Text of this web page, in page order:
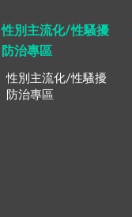
性別主流化/性騷擾
防治專區
性別主流化/性騷擾
防治專區